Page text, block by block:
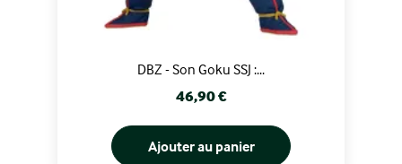
DBZ - Son Goku SSJ :...
Prix
46,90 €
Ajouter au panier